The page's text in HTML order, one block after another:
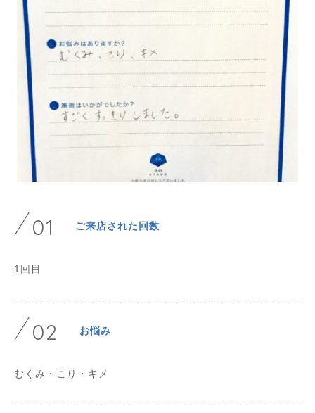
01 ご来店された回数
1回目
02 お悩み
むくみ・こり・キメ